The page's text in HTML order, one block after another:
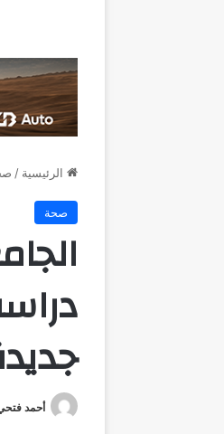
الرئيسية /
صحة
أحمد